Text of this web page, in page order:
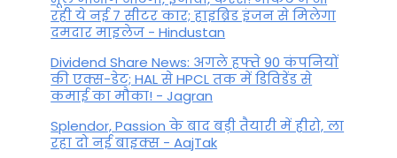
By September 13, 2023
रही ये नई 7 सीटर कार; हाइब्रिड इंजन से मिलेगा
दमदार माइलेज - Hindustan
Dividend Share News: अगले हफ्ते 90 कंपनियों
की एक्स-डेट; HAL से HPCL तक में डिविडेंड से
कमाई का मौका! - Jagran
Splendor, Passion के बाद बड़ी तैयारी में हीरो, ला
रहा दो नई बाइक्स - AajTak